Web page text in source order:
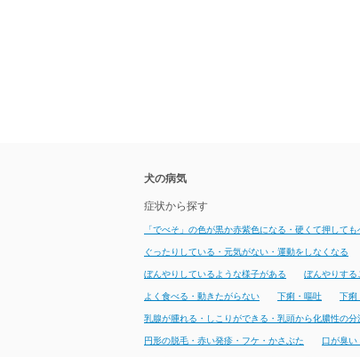
犬の病気
症状から探す
「でべそ」の色が黒か赤紫色になる・硬くて押して
ぐったりしている・元気がない・運動をしなくなる
ぼんやりしているような様子がある ぼんやりする
よく食べる・動きたがらない 下痢・嘔吐 下痢
乳腺が腫れる・しこりができる・乳頭から化膿性の分
円形の脱毛・赤い発疹・フケ・かさぶた 口が臭い